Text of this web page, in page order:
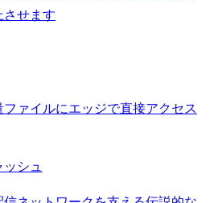
させます
ァイルにエッジで直接アクセス
シュ